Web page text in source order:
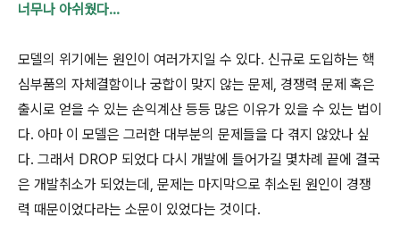
너무나 아쉬웠다...
모델의 위기에는 원인이 여러가지일 수 있다. 신규로 도입하는 핵
심부품의 자체결함이나 궁합이 맞지 않는 문제, 경쟁력 문제 혹은
출시로 얻을 수 있는 손익계산 등등 많은 이유가 있을 수 있는 법이
다. 아마 이 모델은 그러한 대부분의 문제들을 다 겪지 않았나 싶
다. 그래서 DROP 되었다 다시 개발에 들어가길 몇차례 끝에 결국
은 개발취소가 되었는데, 문제는 마지막으로 취소된 원인이 경쟁
력 때문이었다라는 소문이 있었다는 것이다.